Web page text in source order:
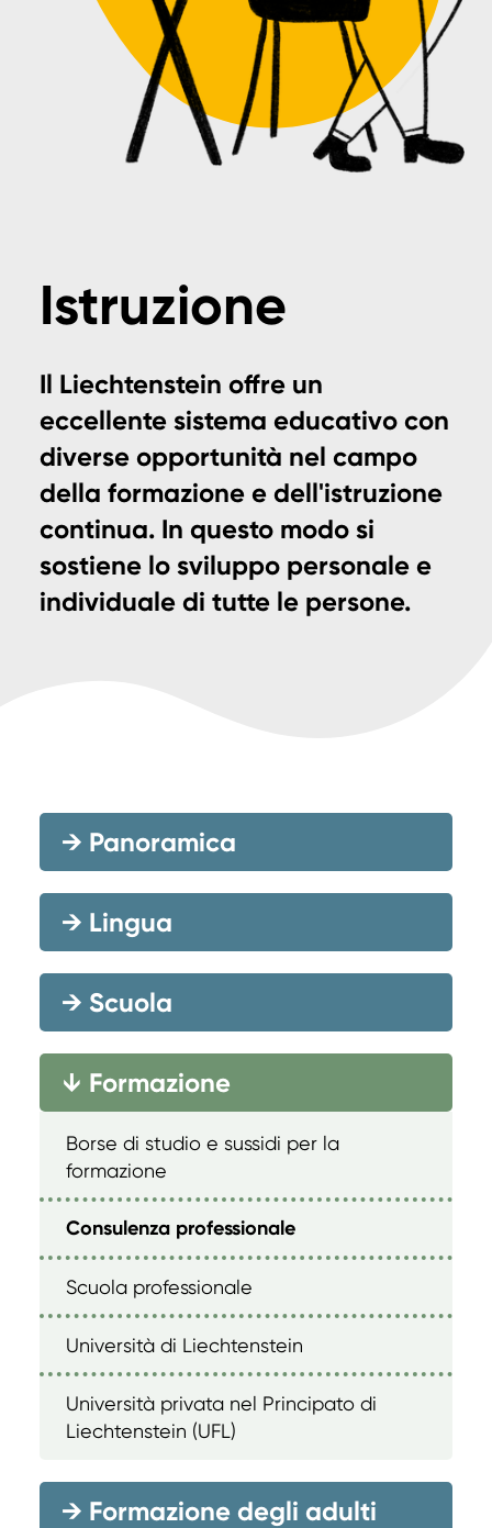
Istruzione
Il Liechtenstein offre un
eccellente sistema educativo con
diverse opportunità nel campo
della formazione e dell'istruzione
continua. In questo modo si
sostiene lo sviluppo personale e
individuale di tutte le persone.
→ Panoramica
→ Lingua
→ Scuola
→ Formazione
Borse di studio e sussidi per la
formazione
Consulenza professionale
Scuola professionale
Università di Liechtenstein
Università privata nel Principato di
Liechtenstein (UFL)
→ Formazione degli adulti